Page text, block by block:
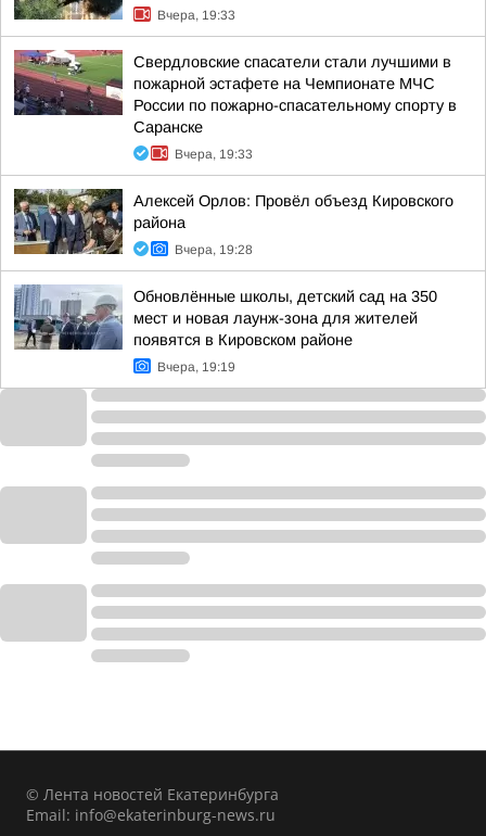
Вчера, 19:33
Свердловские спасатели стали лучшими в
пожарной эстафете на Чемпионате МЧС
России по пожарно-спасательному спорту в
Саранске
Вчера, 19:33
Алексей Орлов: Провёл объезд Кировского
района
Вчера, 19:28
Обновлённые школы, детский сад на 350
мест и новая лаунж-зона для жителей
появятся в Кировском районе
Вчера, 19:19
© Лента новостей Екатеринбурга
Email: info@ekaterinburg-news.ru